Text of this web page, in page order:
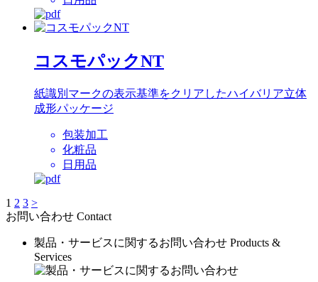
コスモパックNT
紙識別マークの表示基準をクリアしたハイバリア立体
成形パッケージ
包装加工
化粧品
日用品
1 2 3 >
お問い合わせ Contact
製品・サービスに関するお問い合わせ Products &
Services